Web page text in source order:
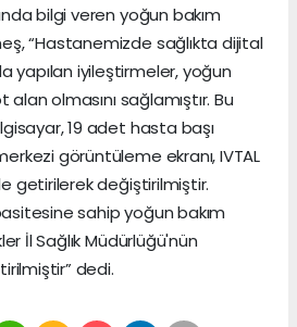
bilgi veren yoğun bakım
“Hastanemizde sağlıkta dijital
yapılan iyileştirmeler, yoğun
olmasını sağlamıştır. Bu
19 adet hasta başı
görüntüleme ekranı, IVTAL
getirilerek değiştirilmiştir.
sahip yoğun bakım
İl Sağlık Müdürlüğü'nün
dedi.